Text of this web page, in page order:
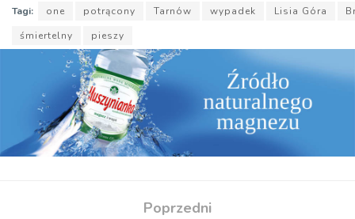
Tagi: one potrącony Tarnów wypadek Lisia Góra
śmiertelny
pieszy
Poprzedni